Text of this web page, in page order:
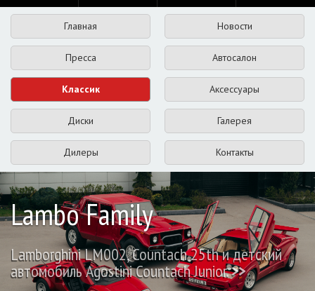
Главная Новости
Пресса Автосалон
Классик Аксессуары
Диски Галерея
Дилеры Контакты
Lambo Family
Lamborghini LM002, Countach 25th и детский
автомобиль Agostini Countach Junior.>>